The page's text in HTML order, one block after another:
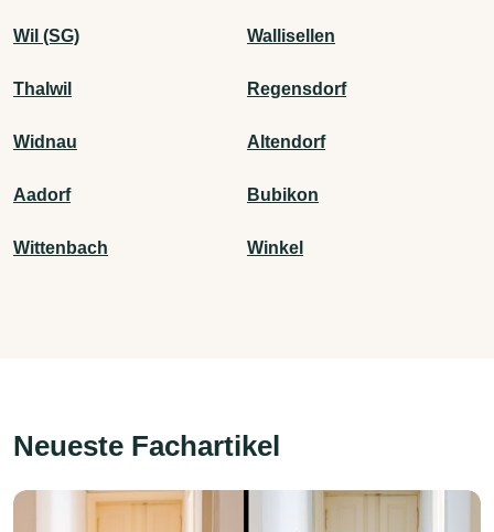
Wil (SG) Wallisellen
Thalwil Regensdorf
Widnau Altendorf
Aadorf Bubikon
Wittenbach Winkel
Neueste Fachartikel